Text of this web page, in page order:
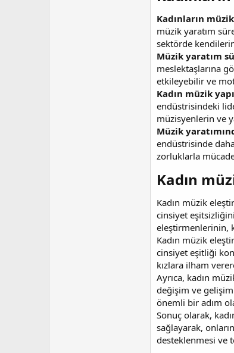
Kadınların
müzik yaratım
sektörde
Müzik yaratım
meslektaşlarına
etkileyebilir ve
Kadın müzik
endüstrisindeki
müzisyenlerin ve
Müzik
endüstrisinde
zorluklarla
Kadın
Kadın müzik
cinsiyet
eleştirmenlerinin,
Kadın müzik
cinsiyet eşitliği
kızlara ilham
Ayrıca, kadın
değişim ve
önemli bir adım
Sonuç olarak,
sağlayarak,
desteklenmesi ve